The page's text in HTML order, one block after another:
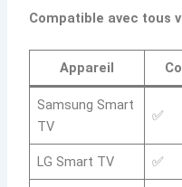
Compatible avec tous
Appareil
Samsung Smart
TV
✅
LG Smart TV ✅